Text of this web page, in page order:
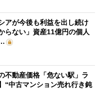
アが今後も利益を出し続け
らない」資産11億円の個人
不動産価格「危ない駅」ラ
“中古マンション売れ行き鈍